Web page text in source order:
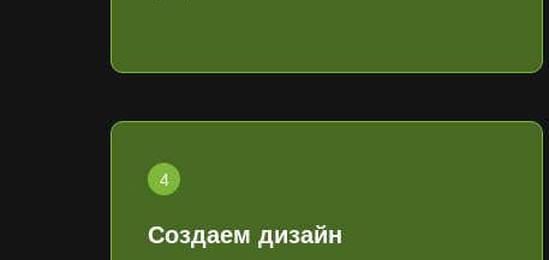
Создаем дизайн